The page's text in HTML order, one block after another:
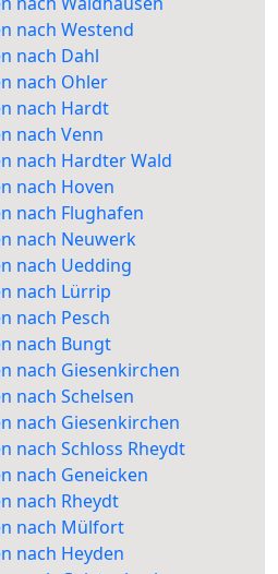
nach Westend
nach Dahl
nach Ohler
nach Hardt
nach Venn
nach Hardter Wald
nach Hoven
nach Flughafen
nach Neuwerk
nach Uedding
nach Lürrip
nach Pesch
nach Bungt
nach Giesenkirchen
nach Schelsen
nach Giesenkirchen
nach Schloss Rheydt
nach Geneicken
nach Rheydt
nach Mülfort
nach Heyden